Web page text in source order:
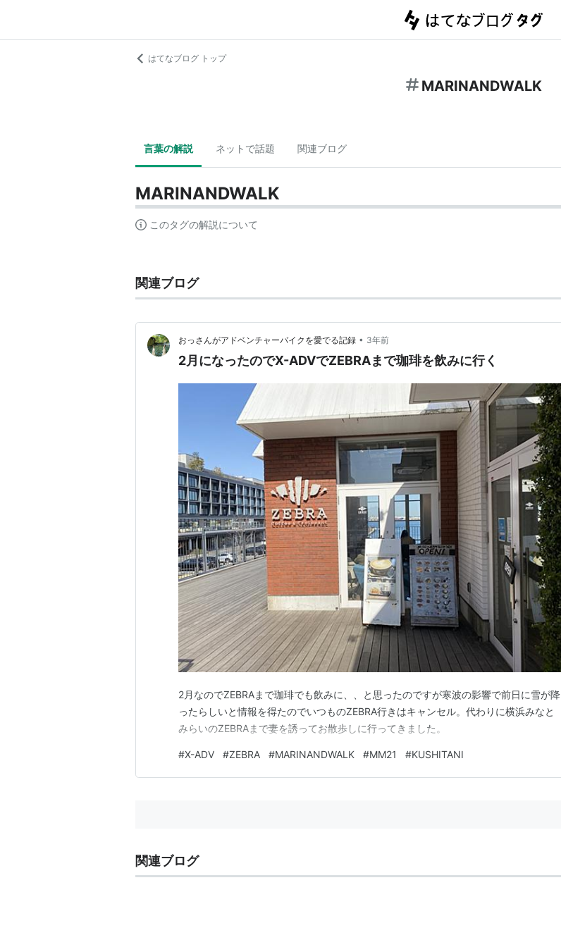
はてなブログ トップ
MARINANDWALK
言葉の解説 ネットで話題 関連ブログ
MARINANDWALK
このタグの解説について
関連ブログ
おっさんがアドベンチャーバイクを愛でる記録 • 3年前
2月になったのでX-ADVでZEBRAまで珈琲を飲みに行く
2月なのでZEBRAまで珈琲でも飲みに、、と思ったのですが寒波の影響で前日に雪が降
ったらしいと情報を得たのでいつものZEBRA行きはキャンセル。代わりに横浜みなと
みらいのZEBRAまで妻を誘ってお散歩しに行ってきました。
#X-ADV #ZEBRA #MARINANDWALK #MM21 #KUSHITANI
関連ブログ